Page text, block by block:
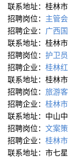
联系地址：桂林
招聘岗位： 主管
招聘企业： 广西
联系地址：桂林
招聘岗位： 护卫员
招聘企业： 桂林
联系地址：桂林
招聘岗位： 旅游
招聘企业： 桂林
联系地址：中山
招聘岗位： 文案
招聘企业： 桂林
联系地址：市七